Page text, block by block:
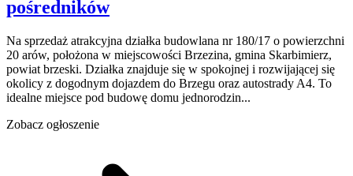
pośredników
Na sprzedaż atrakcyjna działka budowlana nr 180/17 o powierzchni
20 arów, położona w miejscowości Brzezina, gmina Skarbimierz,
powiat brzeski. Działka znajduje się w spokojnej i rozwijającej się
okolicy z dogodnym dojazdem do Brzegu oraz autostrady A4. To
idealne miejsce pod budowę domu jednorodzin...
Zobacz ogłoszenie